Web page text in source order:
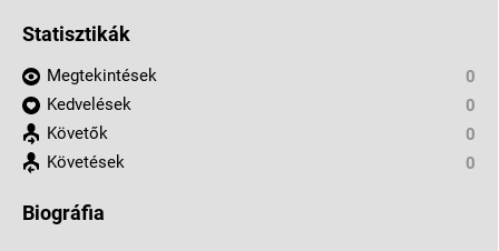
Statisztikák
Megtekintések
0
Kedvelések
0
Követők
0
Követések
0
Biográfia